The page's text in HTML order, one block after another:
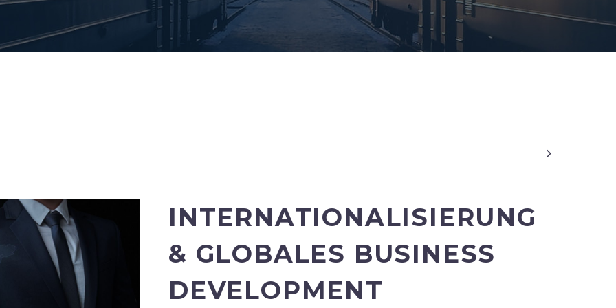

INTERNATIONALISIERUNG
& GLOBALES BUSINESS
DEVELOPMENT